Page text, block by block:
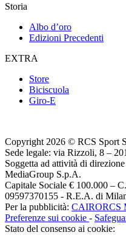
Storia
Albo d’oro
Edizioni Precedenti
EXTRA
Store
Biciscuola
Giro-E
Copyright 2026 © RCS Sport
Sede legale: via Rizzoli, 8 –
Soggetta ad attività di
MediaGroup S.p.A.
Capitale Sociale € 100.000 –
09597370155 - R.E.A. di
Per la pubblicità: CAIRORCS
Preferenze sui cookie -
Stato del consenso ai cookie: